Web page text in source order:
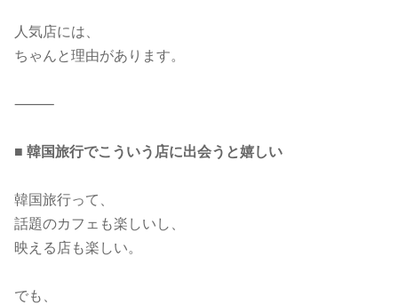
人気店には、
ちゃんと理由があります。
⸻
■ 韓国旅行でこういう店に出会うと嬉しい
韓国旅行って、
話題のカフェも楽しいし、
映える店も楽しい。
でも、